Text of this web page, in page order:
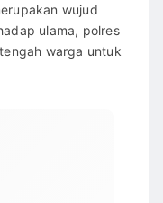
wujud
ulama, polres
warga untuk